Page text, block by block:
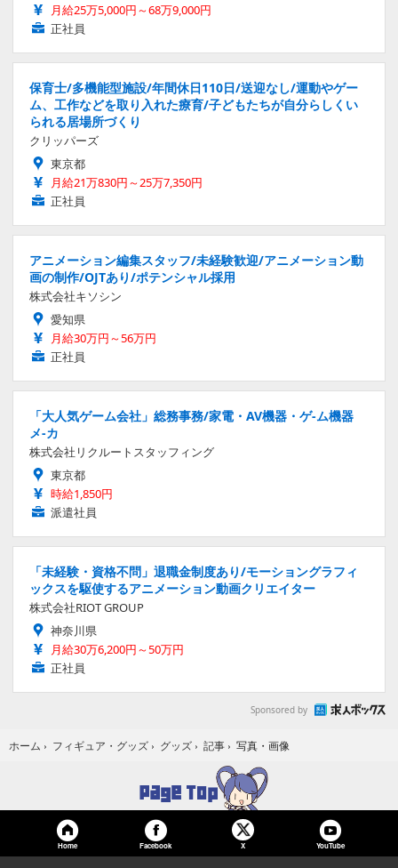
月給25万5,000円～68万9,000円
正社員
保育士/多機能型施設/年間休日110日/送迎なし/運動やゲー
ム、工作などを取り入れた療育/子どもたちが自分らしくい
られる居場所づくり
クリッパーズ
東京都
月給21万830円～25万7,350円
正社員
アニメーション編集スタッフ/未経験歓迎/アニメーション動
画の制作/OJTあり/ポテンシャル採用
株式会社キソシン
愛知県
月給30万円～56万円
正社員
「大人気ゲーム会社」総務事務/家電・AV機器・ゲ-ム機器
メ-カ
株式会社リクルートスタッフィング
東京都
時給1,850円
派遣社員
「未経験・資格不問」退職金制度あり/モーショングラフィ
ックスを駆使するアニメーション動画クリエイター
株式会社RIOT GROUP
神奈川県
月給30万6,200円～50万円
正社員
Sponsored by
ホーム › フィギュア・グッズ › グッズ › 記事 › 写真・画像
Home Facebook X YouTube